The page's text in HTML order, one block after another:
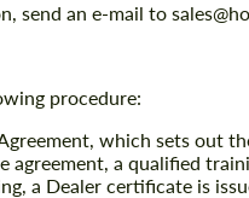
send an e-mail to
procedure:
which sets out
agreement, a qualified
a Dealer certificate is